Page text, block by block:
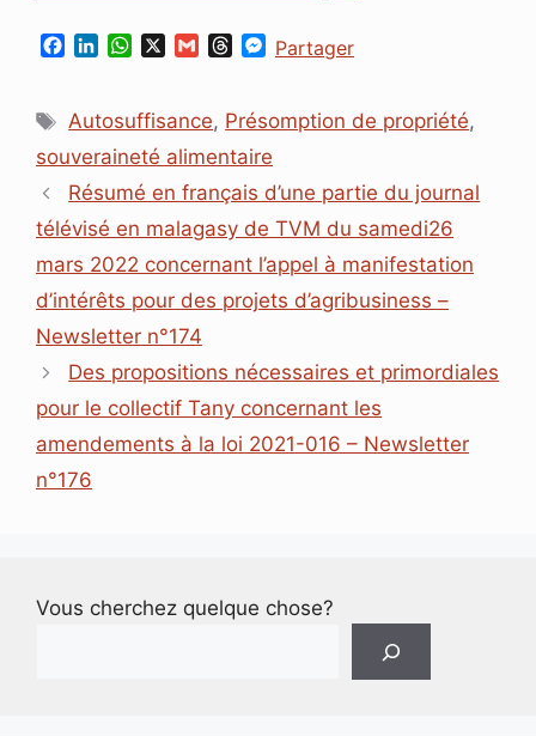
e
o
o
k
k
d
I
n
W
t
A
p
G
i
e
d
s
M
s
n
g
r
Partager
Étiquettes
Autosuffisance, Présomption de propriété,
souveraineté alimentaire
Résumé en français d’une partie du journal
télévisé en malagasy de TVM du samedi26
mars 2022 concernant l’appel à manifestation
d’intérêts pour des projets d’agribusiness –
Newsletter n°174
Des propositions nécessaires et primordiales
pour le collectif Tany concernant les
amendements à la loi 2021-016 – Newsletter
n°176
Vous cherchez quelque chose?